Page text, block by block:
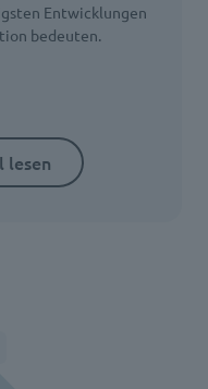
Entwicklungen
bedeuten.
lesen